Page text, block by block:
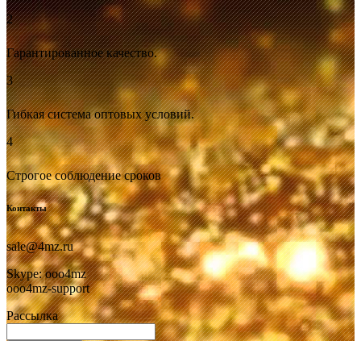
2
Гарантированное качество.
3
Гибкая система оптовых условий.
4
Строгое соблюдение сроков
Контакты
sale@4mz.ru
Skype: ooo4mz
ooo4mz-support
Рассылка